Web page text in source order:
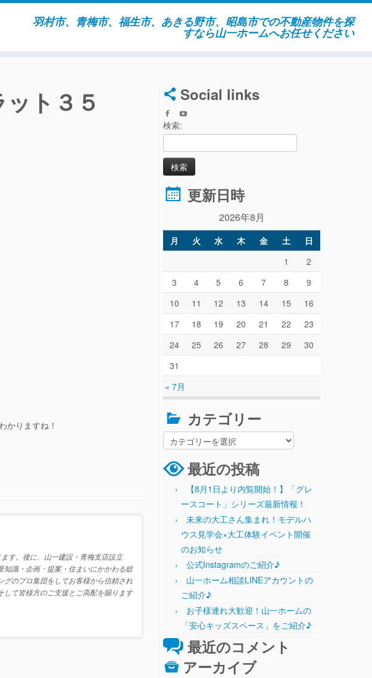
羽村市、青梅市、福生市、あきる野市、昭島市での不動産物件を探
すなら山一ホームへお任せください
ット３５
かりますね！
す。後に、山一建設・青梅支店設立
識・企画・提案・住まいにかかわる総
のプロ集団をしてお客様から信頼され
て皆様方のご支援とご高配を賜ります
Social links
検索:
更新日時
2026年8月
月 火 水 木 金 土 日
« 7月
1
2
3
4 5 6 7 8
9
10
11 12 13 14 15
16
17
18 19 20 21 22
23
24
25 26 27 28 29
30
31
カテゴリー
最近の投稿
【8月1日より内覧開始！】「グレ
ースコート」シリーズ最新情報！
未来の大工さん集まれ！モデルハ
ウス見学会×大工体験イベント開催
のお知らせ
公式Instagramのご紹介♪
山一ホーム相談LINEアカウントの
ご紹介♪
お子様連れ大歓迎！山一ホームの
「安心キッズスペース」をご紹介♪
最近のコメント
アーカイブ